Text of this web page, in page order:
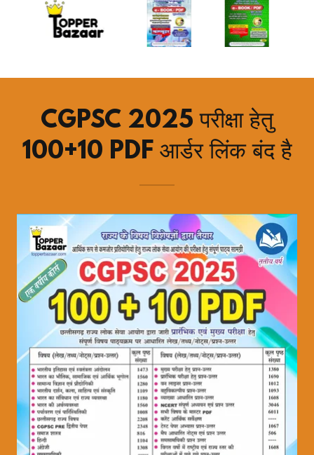
CGPSC 2025 परीक्षा हेतु
100+10 PDF आर्डर लिंक बंद है